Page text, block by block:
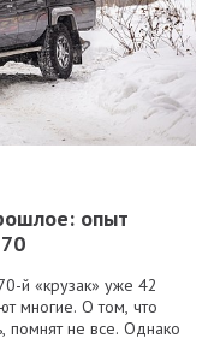
опыт
й «крузак» уже 42
многие. О том, что
помнят не все. Однако